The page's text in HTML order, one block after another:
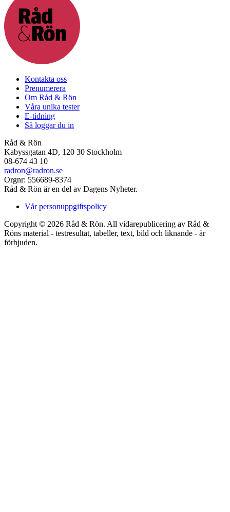
Kontakta oss
Prenumerera
Om Råd & Rön
Våra unika tester
E-tidning
Så loggar du in
Råd & Rön
Kabyssgatan 4D, 120 30 Stockholm
08-674 43 10
radron@radron.se
Orgnr: 556689-8374
Råd & Rön är en del av Dagens Nyheter.
Vår personuppgiftspolicy
Copyright © 2026 Råd & Rön. All vidarepublicering av Råd &
Röns material - testresultat, tabeller, text, bild och liknande - är
förbjuden.